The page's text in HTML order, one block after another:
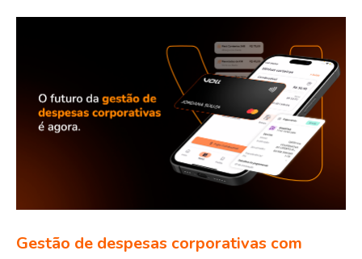
Gestão de despesas corporativas com